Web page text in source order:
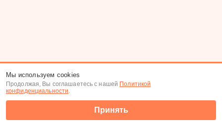
Мы используем cookies
Продолжая, Вы соглашаетесь с нашей Политикой
конфиденциальности.
Принять